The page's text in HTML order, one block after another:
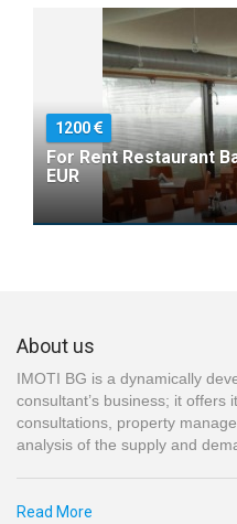
1200
For Rent Restaurant
EUR
About us
IMOTI BG is a dynamically
consultant’s business; it offers
consultations, property
analysis of the supply and
Read More